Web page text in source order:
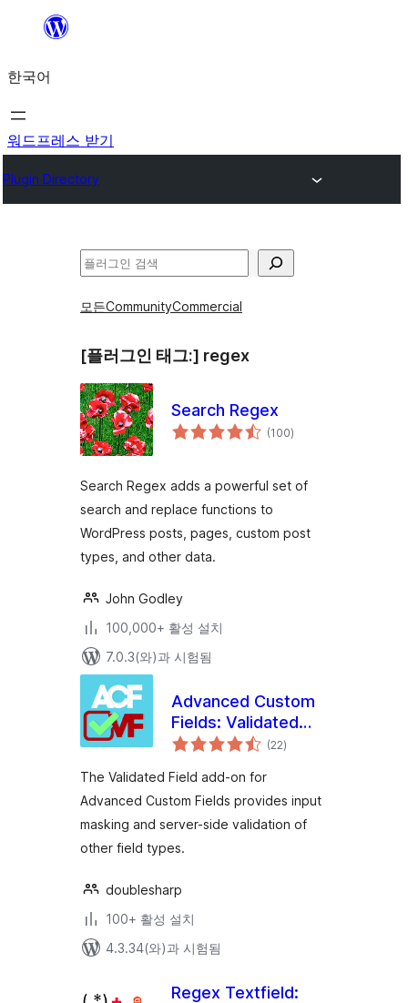
츠
로
바
가
한국어
워드프레스 받기
Plugin Directory
검
모든CommunityCommercial
[플러그인 태그:] regex
Search Regex
(100전
체)
Search Regex adds a powerful set of
search and replace functions to
WordPress posts, pages, custom post
types, and other data.
John Godley
100,000+ 활성 설치
7.0.3(와)과 시험됨
Advanced Custom
Fields: Validated
Field
(22전
체)
The Validated Field add-on for
Advanced Custom Fields provides input
masking and server-side validation of
other field types.
doublesharp
100+ 활성 설치
4.3.34(와)과 시험됨
Regex Textfield: